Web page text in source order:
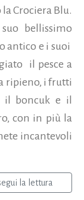
Crociera Blu.
bellissimo
antico e i suoi
il pesce a
ripieno, i frutti
il boncuk e il
con in più la
incantevoli
la lettura